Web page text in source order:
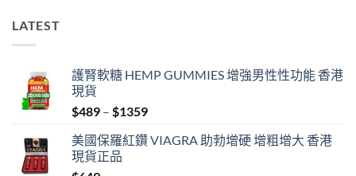
LATEST
護腎軟糖 HEMP GUMMIES 增強男性性功能 香港
現貨
$489 – $1359Price
$489
美國保羅紅鑽 VIAGRA 助勃增硬 增粗增大 香港
現貨正品